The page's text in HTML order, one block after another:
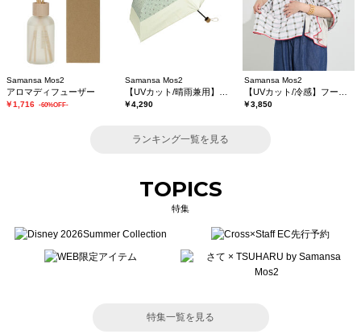
Samansa Mos2
アロマディフューザー
￥1,716 -60%OFF-
Samansa Mos2
￥4,290
Samansa Mos2
￥3,850
ランキング一覧を見る
TOPICS
特集
特集一覧を見る